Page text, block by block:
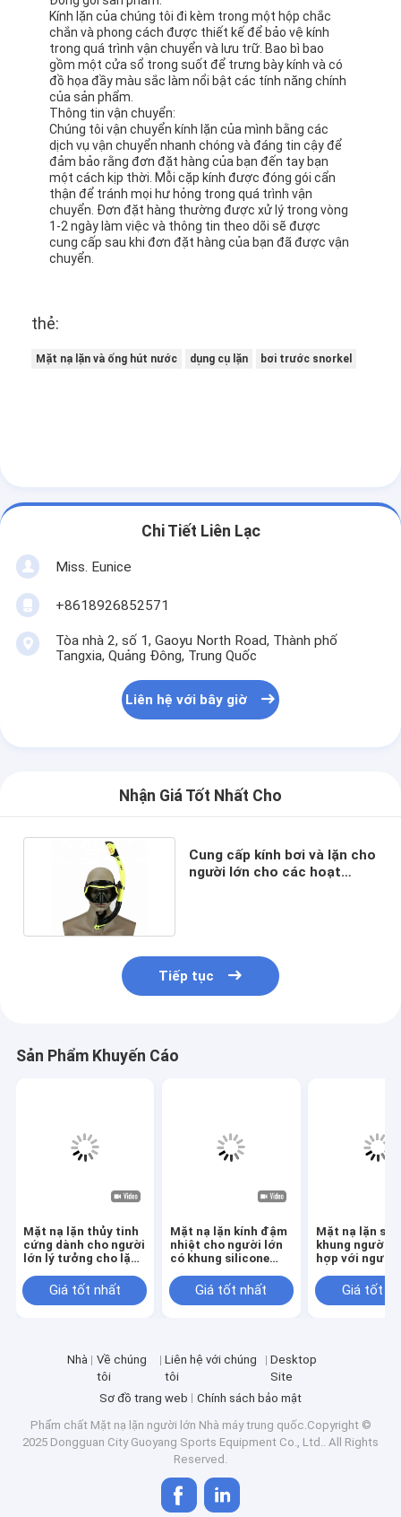
Kính lặn của chúng tôi đi kèm trong một hộp chắc
chắn và phong cách được thiết kế để bảo vệ kính
trong quá trình vận chuyển và lưu trữ. Bao bì bao
gồm một cửa sổ trong suốt để trưng bày kính và có
đồ họa đầy màu sắc làm nổi bật các tính năng chính
của sản phẩm.
Thông tin vận chuyển:
Chúng tôi vận chuyển kính lặn của mình bằng các
dịch vụ vận chuyển nhanh chóng và đáng tin cậy để
đảm bảo rằng đơn đặt hàng của bạn đến tay bạn
một cách kịp thời. Mỗi cặp kính được đóng gói cẩn
thận để tránh mọi hư hỏng trong quá trình vận
chuyển. Đơn đặt hàng thường được xử lý trong vòng
1-2 ngày làm việc và thông tin theo dõi sẽ được
cung cấp sau khi đơn đặt hàng của bạn đã được vận
chuyển.
thẻ:
Mặt nạ lặn và ống hút nước dụng cụ lặn bơi trước snorkel
Chi Tiết Liên Lạc
Miss. Eunice
+8618926852571
Tòa nhà 2, số 1, Gaoyu North Road, Thành phố
Tangxia, Quảng Đông, Trung Quốc
Liên hệ với bây giờ
Nhận Giá Tốt Nhất Cho
Cung cấp kính bơi và lặn cho
người lớn cho các hoạt
Tiếp tục
Sản Phẩm Khuyến Cáo
Mặt nạ lặn thủy tinh
cứng dành cho người
lớn lý tưởng cho lặn
Giá tốt nhất
Mặt nạ lặn kính đậm
nhiệt cho người lớn
có khung silicone
Giá tốt nhất
Mặt nạ lặn
khung người
hợp với người
Giá tốt
Nhà
Về chúng
tôi
Liên hệ với chúng
tôi
Desktop
Site
Sơ đồ trang web
Chính sách bảo mật
Phẩm chất Mặt nạ lặn người lớn Nhà máy trung quốc.Copyright ©
2025 Dongguan City Guoyang Sports Equipment Co., Ltd.. All Rights
Reserved.